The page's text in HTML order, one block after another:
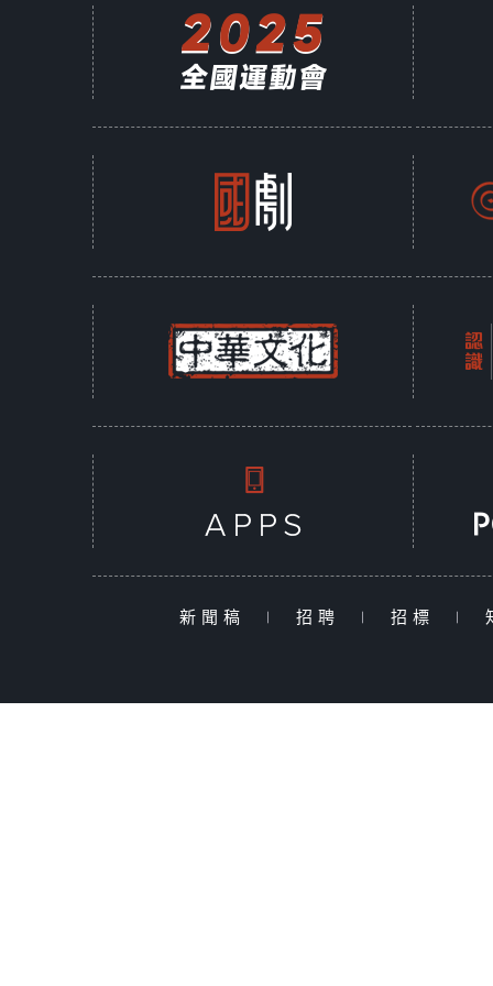
新聞稿 | 招聘 | 招標 |